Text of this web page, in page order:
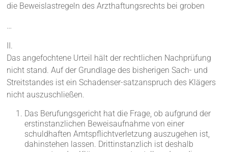
die Beweislastregeln des Arzthaftungsrechts bei groben
…
II.
Das angefochtene Urteil hält der rechtlichen Nachprüfung
nicht stand. Auf der Grundlage des bisherigen Sach- und
Streitstandes ist ein Schadenser-satzanspruch des Klägers
nicht auszuschließen.
Das Berufungsgericht hat die Frage, ob aufgrund der
erstinstanzlichen Beweisaufnahme von einer
schuldhaften Amtspflichtverletzung auszugehen ist,
dahinstehen lassen. Drittinstanzlich ist deshalb